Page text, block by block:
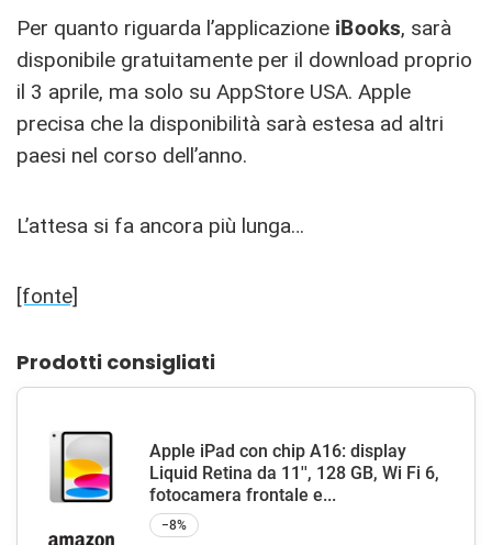
Per quanto riguarda l’applicazione iBooks, sarà
disponibile gratuitamente per il download proprio
il 3 aprile, ma solo su AppStore USA. Apple
precisa che la disponibilità sarà estesa ad altri
paesi nel corso dell’anno.
L’attesa si fa ancora più lunga…
[fonte]
Prodotti consigliati
Apple iPad con chip A16: display
Liquid Retina da 11'', 128 GB, Wi Fi 6,
fotocamera frontale e...
−8%